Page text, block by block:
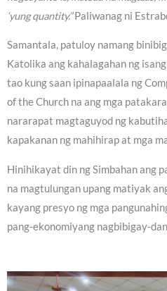
‘yung quantity.”Paliwanag ni
Samantala, patuloy namang
Katolika ang kahalagahan ng
tao kung saan ipinapaalala ng
of the Church na ang mga
nararapat magtaguyod ng
kapakanan ng mahihirap at mga
Hinihikayat din ng Simbahan ang
na magtulungan upang matiyak
kayang presyo ng mga
pang-ekonomiyang nagbibigay-